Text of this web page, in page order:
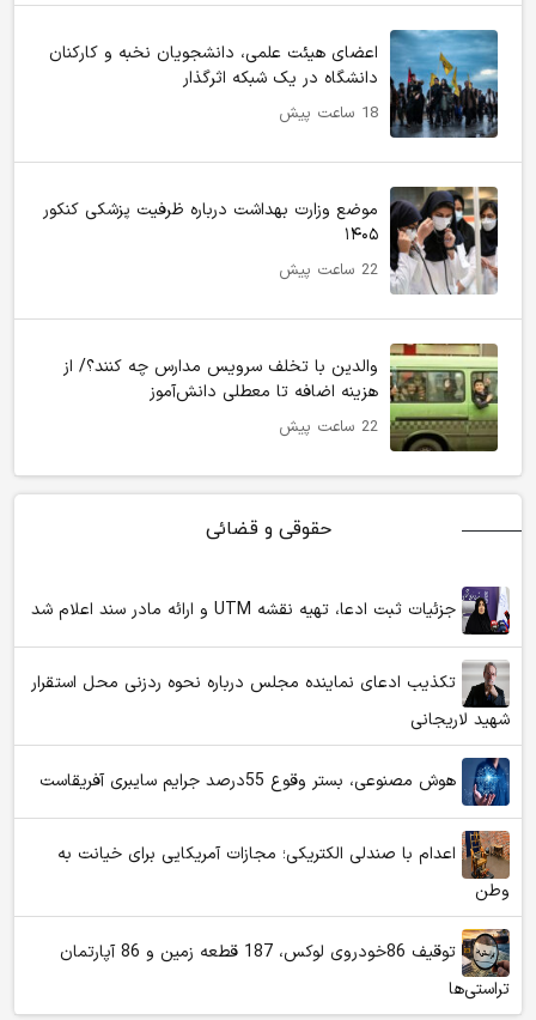
اعضای هیئت علمی، دانشجویان نخبه و کارکنان
دانشگاه در یک شبکه‌ اثرگذار
18 ساعت پیش
موضع وزارت بهداشت درباره ظرفیت پزشکی کنکور
۱۴۰۵
22 ساعت پیش
والدین با تخلف سرویس مدارس چه کنند؟/ از
هزینه اضافه تا معطلی دانش‌آموز
22 ساعت پیش
حقوقی و قضائی
جزئیات ثبت ادعا، تهیه نقشه UTM و ارائه مادر سند اعلام شد
تکذیب ادعای نماینده مجلس درباره نحوه ردزنی محل استقرار
شهید لاریجانی
هوش مصنوعی، بستر وقوع 55درصد جرایم سایبری آفریقاست
اعدام با صندلی الکتریکی؛ مجازات آمریکایی برای خیانت به
وطن
توقیف 86خودروی لوکس، 187 قطعه زمین و 86 آپارتمان
تراستی‌ها